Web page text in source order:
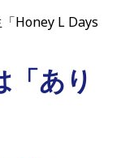
Honey L Days
「あり